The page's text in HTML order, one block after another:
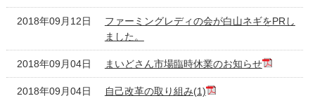
2018年09月12日
ファーミングレディの会が白山ネギをPRし
ました。
2018年09月04日 まいどさん市場臨時休業のお知らせ
2018年09月04日 自己改革の取り組み(1)